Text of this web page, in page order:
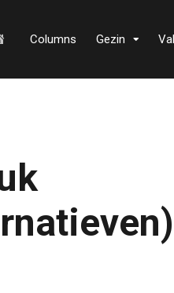
m
Columns Gezin